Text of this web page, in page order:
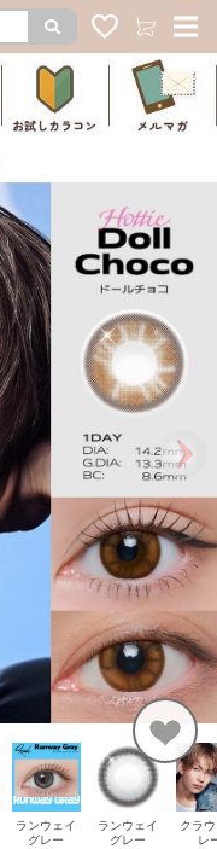
ランウェイ
グレー
ランウェイ
グレー
クラ
レ